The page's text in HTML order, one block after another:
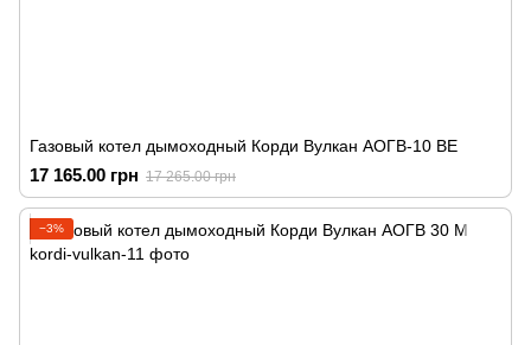
Газовый котел дымоходный Корди Вулкан АОГВ-10 ВЕ
17 165.00 грн 17 265.00 грн
−3%